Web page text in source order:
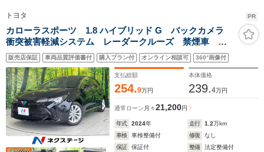
トヨタ PR
カローラスポーツ 1.8 ハイブリッド G バックカメラ
衝突被害軽減システム レーダークルーズ 禁煙車 ド
ラレコ コーナーセンサー スマートキー LEDヘッ
ド ETC2.0 純正17インチアルミ オートハイビーム
車線逸脱警報 オートライト
販売店保証 車両品質評価書付 購入プラン付 オンライン相談可 360°画像付
支払総額
254.9万円
本体価格
239.4万円
通常ローン 月々21,200円
年式 2024年 走行 1.2万km
車検
車検整備付 修復
なし
保証
保証付 整備
法定整備付